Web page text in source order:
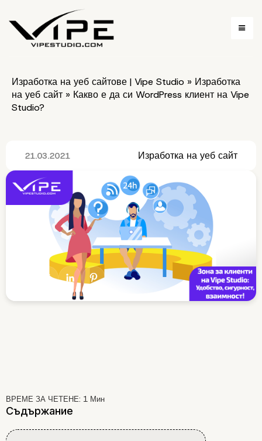
Изработка на уеб сайтове | Vipe Studio » Изработка
на уеб сайт » Какво е да си WordPress клиент на Vipe
Studio?
21.03.2021 Изработка на уеб сайт
ВРЕМЕ ЗА ЧЕТЕНЕ: 1 Мин
Съдържание